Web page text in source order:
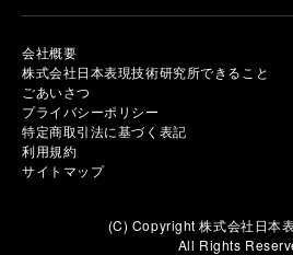
会社概要
株式会社日本表現技術研究所できること
ごあいさつ
プライバシーポリシー
特定商取引法に基づく表記
利用規約
サイトマップ
(C) Copyright 株式会社日本
All Rights